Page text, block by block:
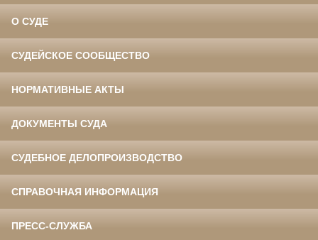
О СУДЕ
СУДЕЙСКОЕ СООБЩЕСТВО
НОРМАТИВНЫЕ АКТЫ
ДОКУМЕНТЫ СУДА
СУДЕБНОЕ ДЕЛОПРОИЗВОДСТВО
СПРАВОЧНАЯ ИНФОРМАЦИЯ
ПРЕСС-СЛУЖБА